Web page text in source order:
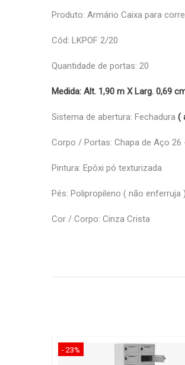
Produto: Armário Caixa para
Cód: LKPOF 2/20
Quantidade de portas: 20
Medida: Alt. 1,90 m X Larg. 0,69
Sistema de abertura: Fechadura (
Corpo / Portas: Chapa de Aço 26
Pintura: Epóxi pó texturizada
Pés: Polipropileno ( não enferruja )
Cor / Corpo: Cinza Crista
- 23%